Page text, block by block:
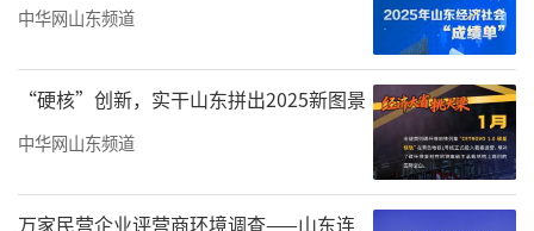
加鲜明，发展环境更加优良，党的建设更加坚
实，交出了高质量发展亮眼成绩单。过去5年，
山东省地矿局旗帜鲜明讲政治，一心一意谋发
展，助力全省超额完成“十四五”找矿目标任
务。深入推进产业转型升级，重点业务链量质
齐升。涌现出全国首个牵头国家重点研发计划
中华网山东频道
“硬核”创新，实干山东拼出2025新图景
中华网山东频道
万家民营企业评营商环境调查——山东连